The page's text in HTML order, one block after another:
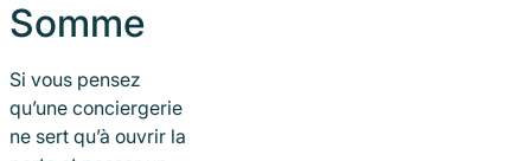
Somme
Si vous pensez
qu’une conciergerie
ne sert qu’à ouvrir la